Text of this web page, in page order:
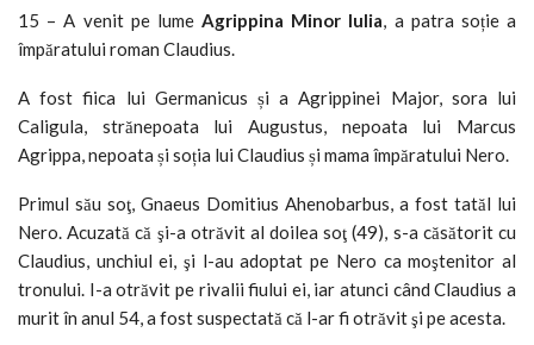
15 – A venit pe lume Agrippina Minor Iulia, a patra soție a
împăratului roman Claudius.
A fost fiica lui Germanicus și a Agrippinei Major, sora lui
Caligula, strănepoata lui Augustus, nepoata lui Marcus
Agrippa, nepoata și soția lui Claudius și mama împăratului Nero.
Primul său soţ, Gnaeus Domitius Ahenobarbus, a fost tatăl lui
Nero. Acuzată că şi-a otrăvit al doilea soţ (49), s-a căsătorit cu
Claudius, unchiul ei, şi l-au adoptat pe Nero ca moştenitor al
tronului. I-a otrăvit pe rivalii fiului ei, iar atunci când Claudius a
murit în anul 54, a fost suspectată că l-ar fi otrăvit şi pe acesta.